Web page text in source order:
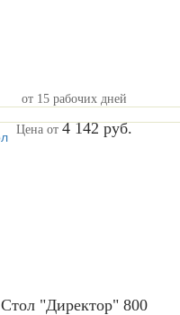
от 15 рабочих дней
Цена от 4 142 руб.
Стол "Директор" 800